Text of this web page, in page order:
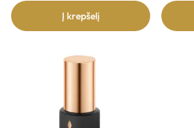
Į krepšelį